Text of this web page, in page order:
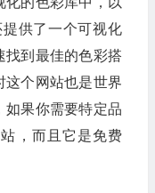
供了一个可视化
找到最佳的色彩搭
这个网站也是世界
如果你需要特定品
，而且它是免费